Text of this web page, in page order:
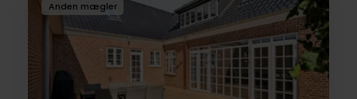
Anden mægler